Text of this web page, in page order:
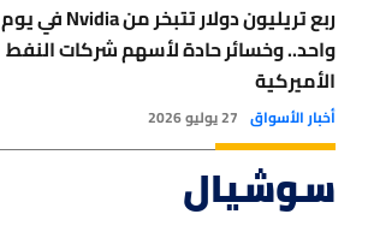
ربع تريليون دولار تتبخر من Nvidia في يوم
واحد.. وخسائر حادة لأسهم شركات النفط
الأميركية
أخبار الأسواق 27 يوليو 2026
سوشيال